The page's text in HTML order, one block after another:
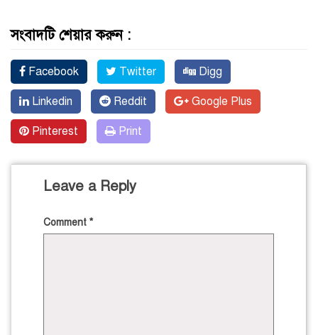
সংবাদটি শেয়ার করুন :
Facebook Twitter Digg
Linkedin Reddit Google Plus
Pinterest Print
Leave a Reply
Comment *